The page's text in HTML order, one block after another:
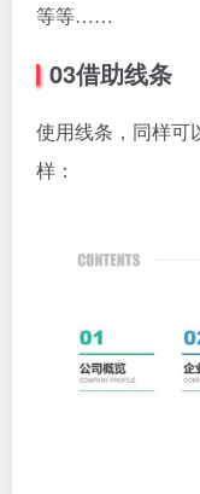
等等……
03借助线条
使用线条，同样可
样：